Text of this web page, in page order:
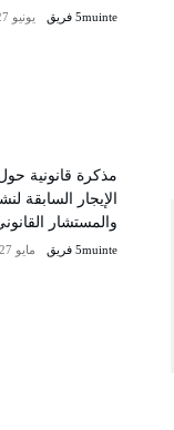
5muinte فريق يونيو 27, 2025
مذكرة قانونية
الإيجار السابقة
والمستشار
5muinte فريق مايو 27, 2025